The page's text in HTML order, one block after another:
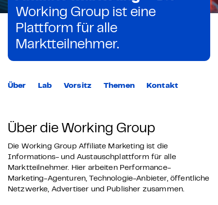
Working Group ist eine
Plattform für alle
Marktteilnehmer.
Über Lab Vorsitz Themen Kontakt
Über die Working Group
Die Working Group Affiliate Marketing ist die
Informations- und Austauschplattform für alle
Marktteilnehmer. Hier arbeiten Performance-
Marketing-Agenturen, Technologie-Anbieter, öffentliche
Netzwerke, Advertiser und Publisher zusammen.